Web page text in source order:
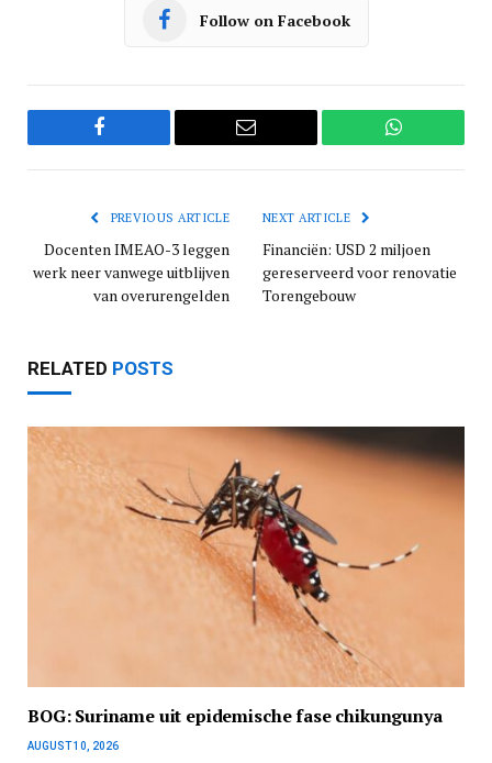
Follow on Facebook
Facebook Email WhatsApp
PREVIOUS ARTICLE
Docenten IMEAO-3 leggen
werk neer vanwege uitblijven
van overurengelden
NEXT ARTICLE
Financiën: USD 2 miljoen
gereserveerd voor renovatie
Torengebouw
RELATED POSTS
BOG: Suriname uit epidemische fase chikungunya
AUGUST 10, 2026